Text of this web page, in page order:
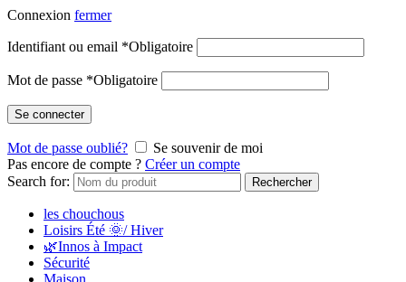
Connexion fermer
Identifiant ou email *Obligatoire
Mot de passe *Obligatoire
Se connecter
Mot de passe oublié?
Se souvenir de moi
Pas encore de compte ? Créer un compte
Search for:
Rechercher
les chouchous
Loisirs Été 🌞/ Hiver
🌿Innos à Impact
Sécurité
Maison